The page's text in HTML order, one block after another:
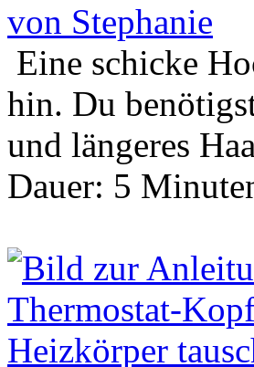
von Stephanie
Eine schicke
hin. Du
und längeres
Dauer: 5